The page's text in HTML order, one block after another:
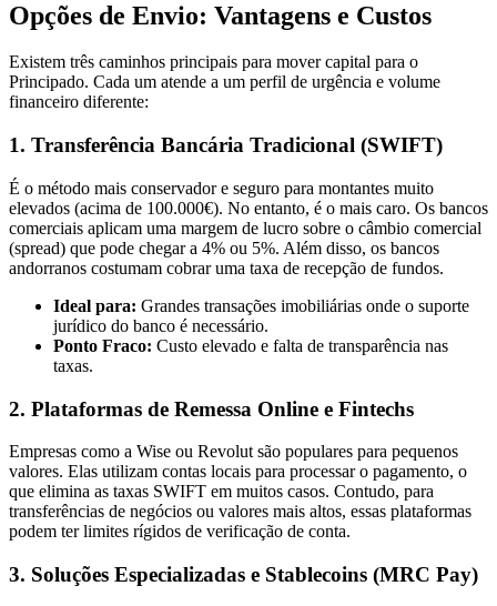
Opções de Envio: Vantagens e Custos
Existem três caminhos principais para mover capital para o
Principado. Cada um atende a um perfil de urgência e volume
financeiro diferente:
1. Transferência Bancária Tradicional (SWIFT)
É o método mais conservador e seguro para montantes muito
elevados (acima de 100.000€). No entanto, é o mais caro. Os bancos
comerciais aplicam uma margem de lucro sobre o câmbio comercial
(spread) que pode chegar a 4% ou 5%. Além disso, os bancos
andorranos costumam cobrar uma taxa de recepção de fundos.
Ideal para: Grandes transações imobiliárias onde o suporte
jurídico do banco é necessário.
Ponto Fraco: Custo elevado e falta de transparência nas
taxas.
2. Plataformas de Remessa Online e Fintechs
Empresas como a Wise ou Revolut são populares para pequenos
valores. Elas utilizam contas locais para processar o pagamento, o
que elimina as taxas SWIFT em muitos casos. Contudo, para
transferências de negócios ou valores mais altos, essas plataformas
podem ter limites rígidos de verificação de conta.
3. Soluções Especializadas e Stablecoins (MRC Pay)